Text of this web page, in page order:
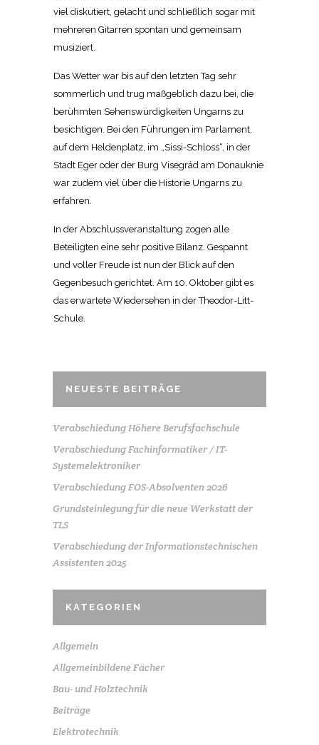
viel diskutiert, gelacht und schließlich sogar mit
mehreren Gitarren spontan und gemeinsam
musiziert.
Das Wetter war bis auf den letzten Tag sehr
sommerlich und trug maßgeblich dazu bei, die
berühmten Sehenswürdigkeiten Ungarns zu
besichtigen. Bei den Führungen im Parlament,
auf dem Heldenplatz, im „Sissi-Schloss“, in der
Stadt Eger oder der Burg Visegrád am Donauknie
war zudem viel über die Historie Ungarns zu
erfahren.
In der Abschlussveranstaltung zogen alle
Beteiligten eine sehr positive Bilanz. Gespannt
und voller Freude ist nun der Blick auf den
Gegenbesuch gerichtet. Am 10. Oktober gibt es
das erwartete Wiedersehen in der Theodor-Litt-
Schule.
NEUESTE BEITRÄGE
Verabschiedung Höhere Berufsfachschule
Verabschiedung Fachinformatiker / IT-
Systemelektroniker
Verabschiedung FOS-Absolventen 2026
Grundsteinlegung für die neue Werkstatt der
TLS
Verabschiedung der Informationstechnischen
Assistenten 2025
KATEGORIEN
Allgemein
Allgemeinbildene Fächer
Bau- und Holztechnik
Beiträge
Elektrotechnik